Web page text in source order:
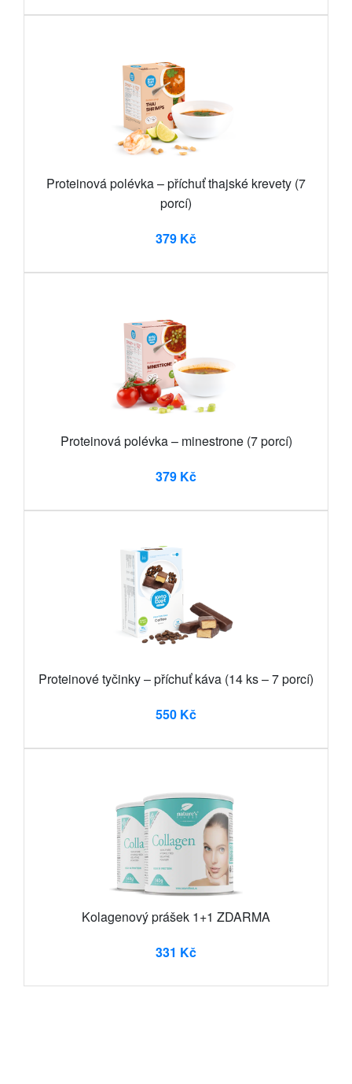
Proteinová polévka – příchuť thajské krevety (7
porcí)
379 Kč
Proteinová polévka – minestrone (7 porcí)
379 Kč
Proteinové tyčinky – příchuť káva (14 ks – 7 porcí)
550 Kč
Kolagenový prášek 1+1 ZDARMA
331 Kč